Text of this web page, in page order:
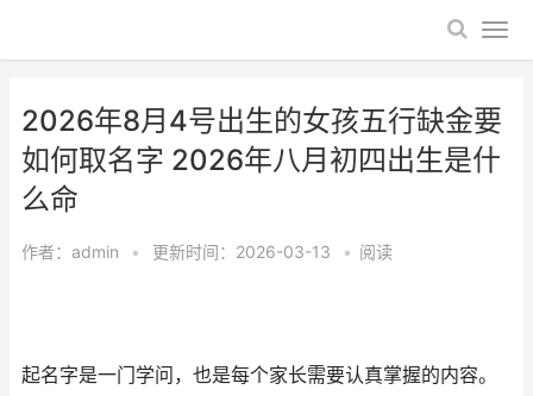
2026年8月4号出生的女孩五行缺金要
如何取名字 2026年八月初四出生是什
么命
作者： admin • 更新时间：2026-03-13 • 阅读
起名字是一门学问，也是每个家长需要认真掌握的内容。